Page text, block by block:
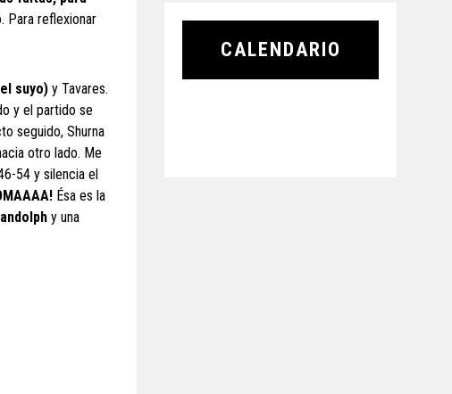
Para reflexionar
suyo) y Tavares.
y el partido se
seguido, Shurna
otro lado. Me
54 y silencia el
Ésa es la
y una
CALENDARIO